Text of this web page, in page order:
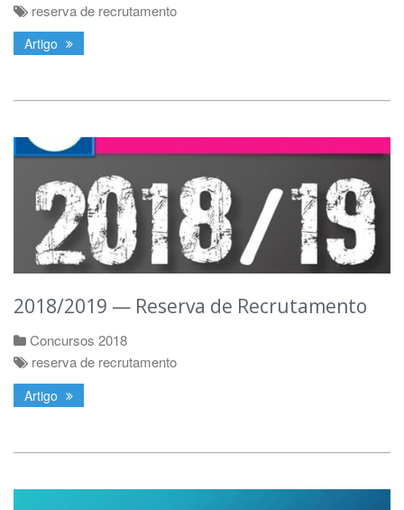
reserva de recrutamento
Artigo
2018/2019 — Reserva de Recrutamento
Concursos 2018
reserva de recrutamento
Artigo